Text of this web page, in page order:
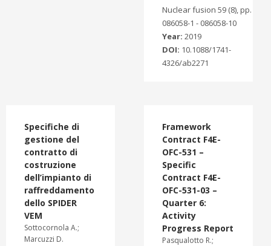
Nuclear fusion 59 (8), pp.
086058-1 - 086058-10
Year: 2019
DOI: 10.1088/1741-
4326/ab2271
Specifiche di
gestione del
contratto di
costruzione
dell’impianto di
raffreddamento
dello SPIDER
VEM
Sottocornola A.;
Marcuzzi D.
Framework
Contract F4E-
OFC-531 –
Specific
Contract F4E-
OFC-531-03 –
Quarter 6:
Activity
Progress Report
Pasqualotto R.;